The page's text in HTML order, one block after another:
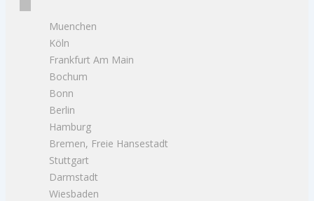
Muenchen
Köln
Frankfurt Am Main
Bochum
Bonn
Berlin
Hamburg
Bremen, Freie Hansestadt
Stuttgart
Darmstadt
Wiesbaden